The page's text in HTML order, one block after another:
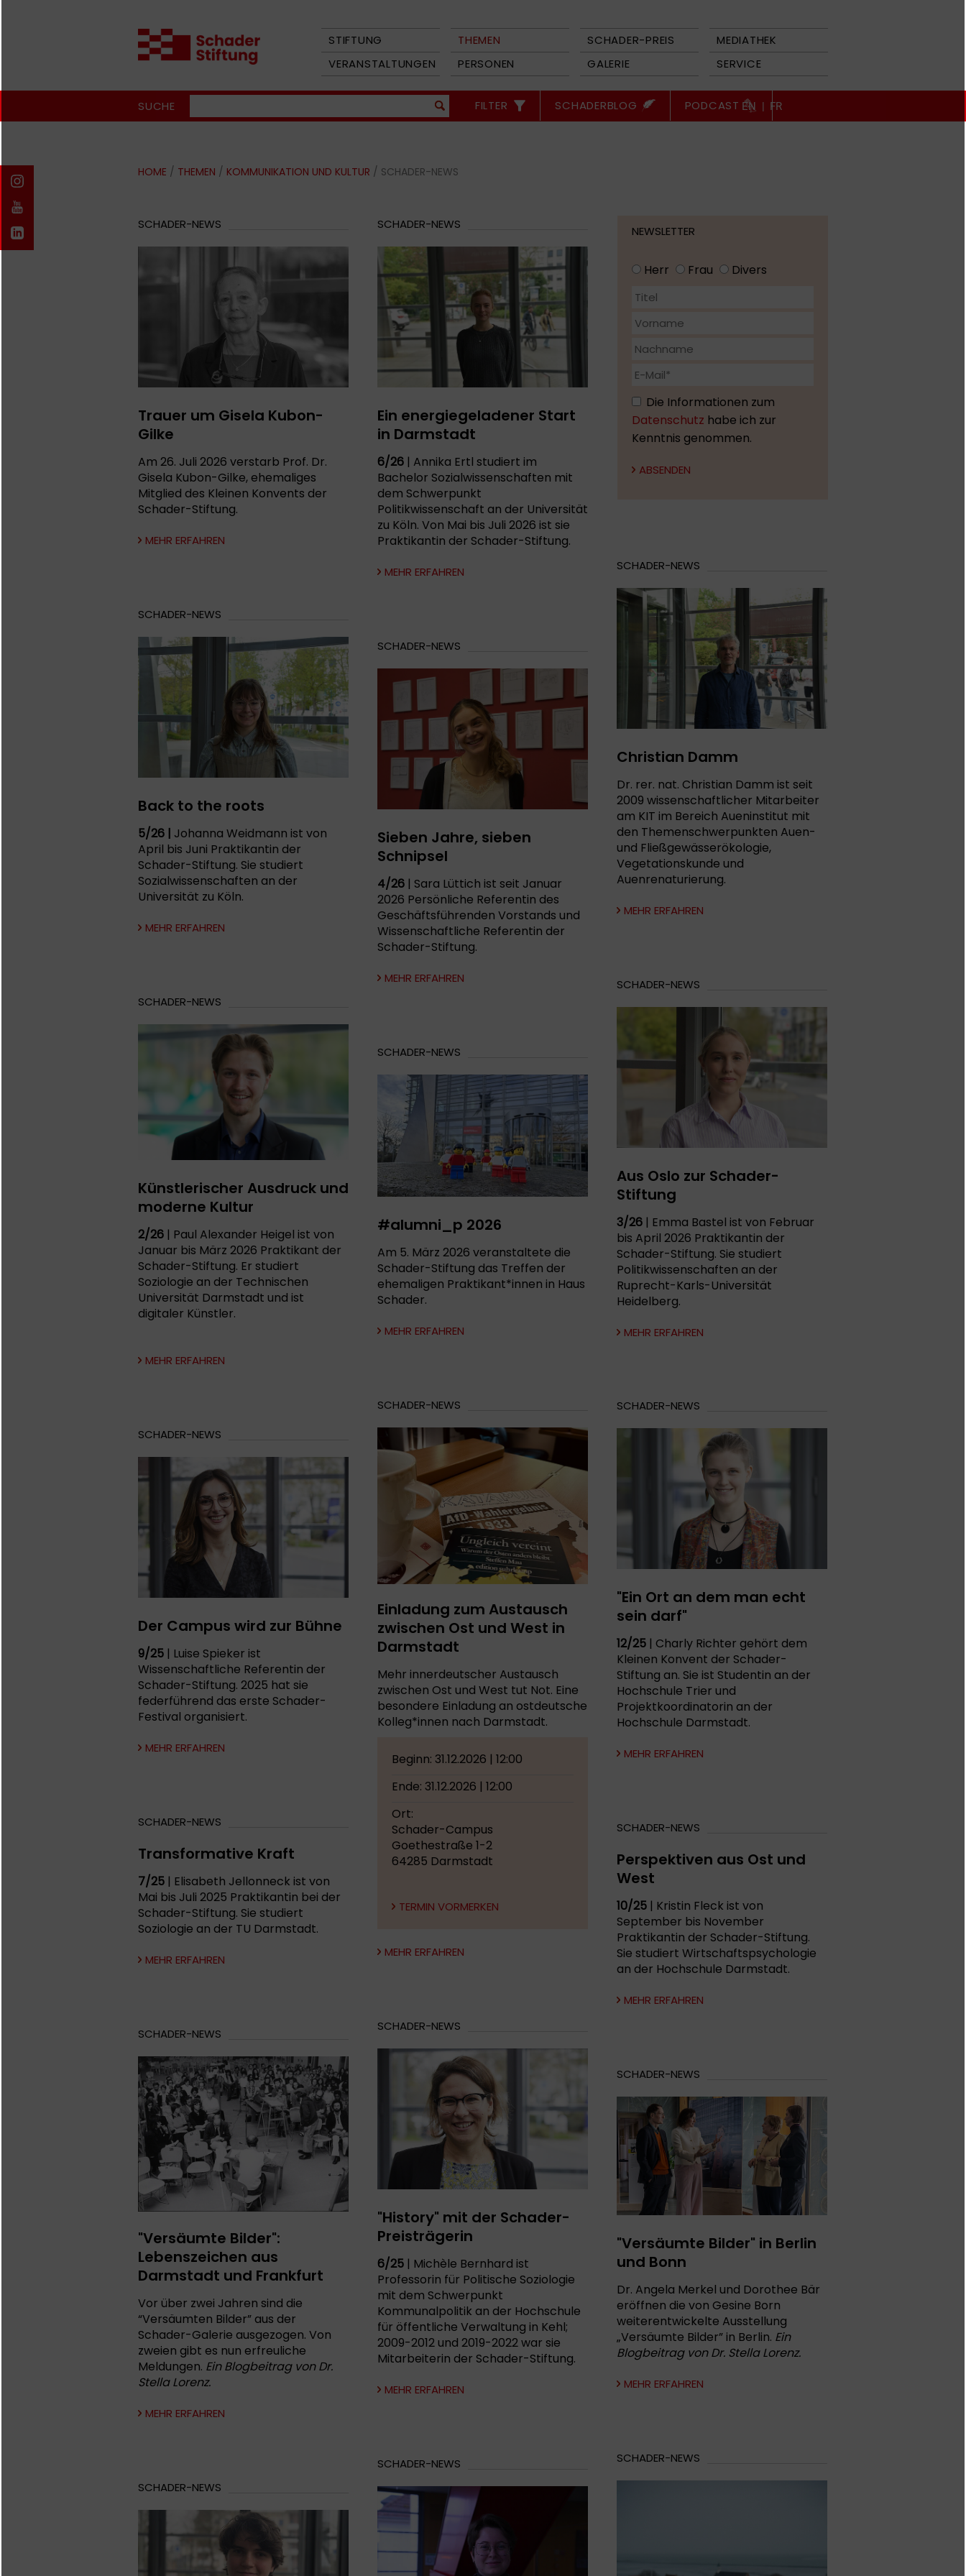
STIFTUNG THEMEN SCHADER-PREIS
MEDIATHEK
VERANSTALTUNGEN
PERSONEN GALERIE SERVICE
SUCHE FILTER SCHADERBLOG PODCAST EN | FR
HOME / THEMEN / KOMMUNIKATION UND KULTUR / SCHADER-NEWS
NEWSLETTER
Herr Frau Divers
Die Informationen zum
Datenschutz habe ich zur
Kenntnis genommen.
ABSENDEN
SCHADER-NEWS
Trauer um Gisela Kubon-
Gilke
Am 26. Juli 2026 verstarb Prof. Dr.
Gisela Kubon-Gilke, ehemaliges
Mitglied des Kleinen Konvents der
Schader-Stiftung.
MEHR ERFAHREN
SCHADER-NEWS
Ein energiegeladener Start
in Darmstadt
6/26 | Annika Ertl studiert im
Bachelor Sozialwissenschaften mit
dem Schwerpunkt
Politikwissenschaft an der Universität
zu Köln. Von Mai bis Juli 2026 ist sie
Praktikantin der Schader-Stiftung.
MEHR ERFAHREN SCHADER-NEWS
Christian Damm
Dr. rer. nat. Christian Damm ist seit
2009 wissenschaftlicher Mitarbeiter
am KIT im Bereich Aueninstitut mit
den Themenschwerpunkten Auen-
und Fließgewässerökologie,
Vegetationskunde und
Auenrenaturierung.
MEHR ERFAHREN
SCHADER-NEWS
Back to the roots
5/26 | Johanna Weidmann ist von
April bis Juni Praktikantin der
Schader-Stiftung. Sie studiert
Sozialwissenschaften an der
Universität zu Köln.
MEHR ERFAHREN
SCHADER-NEWS
Sieben Jahre, sieben
Schnipsel
4/26 | Sara Lüttich ist seit Januar
2026 Persönliche Referentin des
Geschäftsführenden Vorstands und
Wissenschaftliche Referentin der
Schader-Stiftung.
MEHR ERFAHREN SCHADER-NEWS
Aus Oslo zur Schader-
Stiftung
3/26 | Emma Bastel ist von Februar
bis April 2026 Praktikantin der
Schader-Stiftung. Sie studiert
Politikwissenschaften an der
Ruprecht-Karls-Universität
Heidelberg.
MEHR ERFAHREN
SCHADER-NEWS
Künstlerischer Ausdruck und
moderne Kultur
2/26 | Paul Alexander Heigel ist von
Januar bis März 2026 Praktikant der
Schader-Stiftung. Er studiert
Soziologie an der Technischen
Universität Darmstadt und ist
digitaler Künstler.
MEHR ERFAHREN
SCHADER-NEWS
#alumni_p 2026
Am 5. März 2026 veranstaltete die
Schader-Stiftung das Treffen der
ehemaligen Praktikant*innen in Haus
Schader.
MEHR ERFAHREN
SCHADER-NEWS
Einladung zum Austausch
zwischen Ost und West in
Darmstadt
Mehr innerdeutscher Austausch
zwischen Ost und West tut Not. Eine
besondere Einladung an ostdeutsche
Kolleg*innen nach Darmstadt.
Beginn: 31.12.2026 | 12:00
Ende: 31.12.2026 | 12:00
Ort:
Schader-Campus
Goethestraße 1-2
64285 Darmstadt
TERMIN VORMERKEN
MEHR ERFAHREN
SCHADER-NEWS
"Ein Ort an dem man echt
sein darf"
12/25 | Charly Richter gehört dem
Kleinen Konvent der Schader-
Stiftung an. Sie ist Studentin an der
Hochschule Trier und
Projektkoordinatorin an der
Hochschule Darmstadt.
MEHR ERFAHREN
SCHADER-NEWS
Der Campus wird zur Bühne
9/25 | Luise Spieker ist
Wissenschaftliche Referentin der
Schader-Stiftung. 2025 hat sie
federführend das erste Schader-
Festival organisiert.
MEHR ERFAHREN
SCHADER-NEWS
Transformative Kraft
7/25 | Elisabeth Jellonneck ist von
Mai bis Juli 2025 Praktikantin bei der
Schader-Stiftung. Sie studiert
Soziologie an der TU Darmstadt.
MEHR ERFAHREN
SCHADER-NEWS
Perspektiven aus Ost und
West
10/25 | Kristin Fleck ist von
September bis November
Praktikantin der Schader-Stiftung.
Sie studiert Wirtschaftspsychologie
an der Hochschule Darmstadt.
MEHR ERFAHREN
SCHADER-NEWS
"History" mit der Schader-
Preisträgerin
6/25 | Michèle Bernhard ist
Professorin für Politische Soziologie
mit dem Schwerpunkt
Kommunalpolitik an der Hochschule
für öffentliche Verwaltung in Kehl;
2009-2012 und 2019-2022 war sie
Mitarbeiterin der Schader-Stiftung.
MEHR ERFAHREN
SCHADER-NEWS
"Versäumte Bilder":
Lebenszeichen aus
Darmstadt und Frankfurt
Vor über zwei Jahren sind die
“Versäumten Bilder” aus der
Schader-Galerie ausgezogen. Von
zweien gibt es nun erfreuliche
Meldungen. Ein Blogbeitrag von Dr.
Stella Lorenz.
MEHR ERFAHREN
SCHADER-NEWS
"Versäumte Bilder" in Berlin
und Bonn
Dr. Angela Merkel und Dorothee Bär
eröffnen die von Gesine Born
weiterentwickelte Ausstellung
„Versäumte Bilder” in Berlin. Ein
Blogbeitrag von Dr. Stella Lorenz.
MEHR ERFAHREN
SCHADER-NEWS
SCHADER-NEWS
SCHADER-NEWS